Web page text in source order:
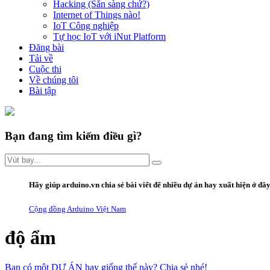
Hacking (Sẵn sàng chứ?)
Internet of Things nào!
IoT Công nghiệp
Tự học IoT với iNut Platform
Đăng bài
Tải về
Cuộc thi
Về chúng tôi
Bài tập
Bạn đang tìm kiếm điều gì?
Hãy giúp arduino.vn chia sẻ bài viết để nhiều dự án hay xuất hiện ở
Cộng đồng Arduino Việt Nam
độ ẩm
Bạn có một DỰ ÁN hay giống thế này? Chia sẻ nhé!